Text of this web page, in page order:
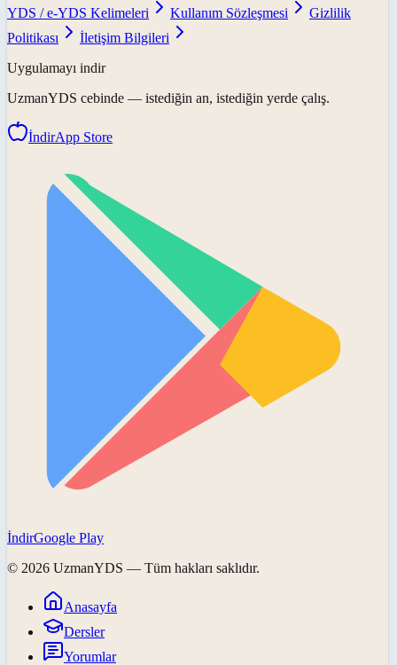
YDS / e-YDS Kelimeleri
Kullanım Sözleşmesi
Gizlilik
Politikası
İletişim Bilgileri
Uygulamayı indir
UzmanYDS cebinde — istediğin an, istediğin yerde çalış.
İndirApp Store
İndirGoogle Play
© 2026 UzmanYDS — Tüm hakları saklıdır.
Anasayfa
Dersler
Yorumlar